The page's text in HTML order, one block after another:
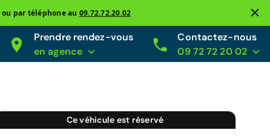
ou par téléphone au 09.72.72.20.02
Prendre rendez-vous
en agence
Contactez-nous
09 72 72 20 02
Ce véhicule est réservé